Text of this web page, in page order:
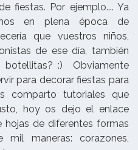
fiestas. Por ejemplo.... Ya
en plena época de
que vuestros niños,
de ese día, también
botellitas? :) Obviamente
para decorar fiestas para
comparto tutoriales que
hoy os dejo el enlace
de diferentes formas
maneras: corazones,